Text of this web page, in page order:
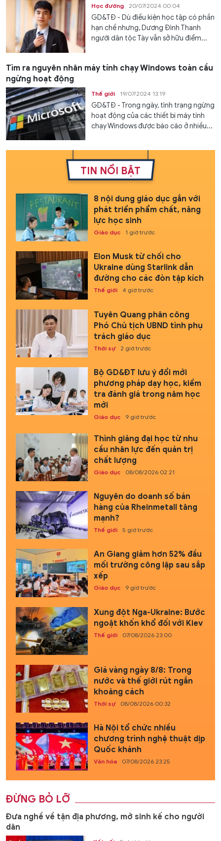
Học đường 20/07/2024 00:04
GD&TĐ - Dù điều kiện học tập có phần
hạn chế nhưng, Dương Đình Thanh
người dân tộc Tày vẫn sở hữu điểm...
Tìm ra nguyên nhân máy tính chạy Windows toàn cầu
ngừng hoạt động
Thế giới 19/07/2024 13:19
GD&TĐ - Trong ngày, tình trạng ngừng
hoạt động của các thiết bị máy tính
chạy Windows được báo cáo ở nhiều...
TIN NỔI BẬT
8 nội dung giáo dục gắn với
phát triển phẩm chất, năng
lực học sinh
Giáo dục 1 giờ trước
Elon Musk từ chối cho
Ukraine dùng Starlink dẫn
đường cho các đòn tập kích
Thế giới 4 giờ trước
Tuyên Quang phân công
Phó Chủ tịch UBND tỉnh phụ
trách giáo dục
Thời sự 2 giờ trước
Bộ GD&ĐT lưu ý đổi mới
phương pháp dạy học, kiểm
tra đánh giá trong năm học
mới
Giáo dục 9 giờ trước
Thỉnh giảng đại học từ nhu
cầu nhân lực đến quản trị
chất lượng
Giáo dục 08/08/2026 02:21
Nguyên do doanh số bán
hàng của Rheinmetall tăng
mạnh?
Thế giới 5 giờ trước
An Giang giảm hơn 52% đầu
mối trường công lập sau sắp
xếp
Giáo dục 9 giờ trước
Xung đột Nga-Ukraine: Bước
ngoặt khốn khổ đối với Kiev
Thế giới 07/08/2026 23:00
Giá vàng ngày 8/8: Trong
nước và thế giới rút ngắn
khoảng cách
Thời sự 08/08/2026 00:32
Hà Nội tổ chức nhiều
chương trình nghệ thuật dịp
Quốc khánh
Văn hóa 07/08/2026 23:25
ĐỪNG BỎ LỠ
Đưa nghề về tận địa phương, mở sinh kế cho người
dân